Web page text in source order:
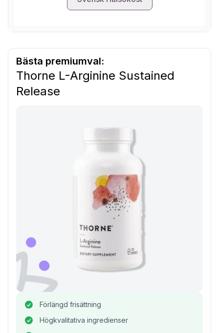
Bästa premiumval:
Thorne L-Arginine Sustained
Release
Förlängd frisättning
Högkvalitativa ingredienser